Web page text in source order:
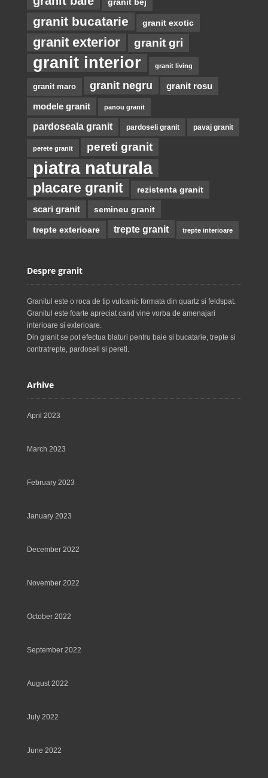
granit bucatarie granit exotic
granit exterior granit gri
granit interior granit living
granit maro granit negru granit rosu
modele granit panou granit
pardoseala granit pardoseli granit pavaj granit
perete granit pereti granit
piatra naturala
placare granit rezistenta granit
scari granit semineu granit
trepte exterioare trepte granit trepte interioare
Despre granit
Granitul este o roca de tip vulcanic formata din quartz si feldspat.
Granitul este foarte apreciat cand vine vorba de amenajari
interioare si exterioare.
Din granit se pot efectua blaturi pentru baie si bucatarie, trepte si
contratrepte, pardoseli si pereti.
Arhive
April 2023
March 2023
February 2023
January 2023
December 2022
November 2022
October 2022
September 2022
August 2022
July 2022
June 2022